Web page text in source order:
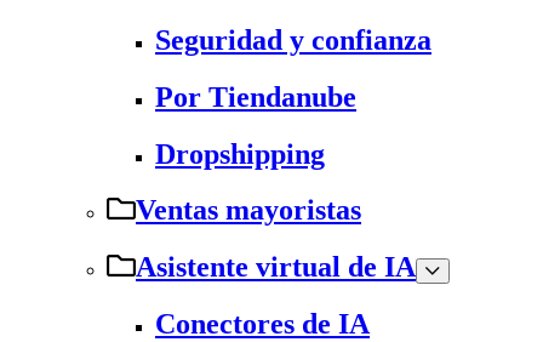
Seguridad y confianza
Por Tiendanube
Dropshipping
Ventas mayoristas
Asistente virtual de IA
Conectores de IA